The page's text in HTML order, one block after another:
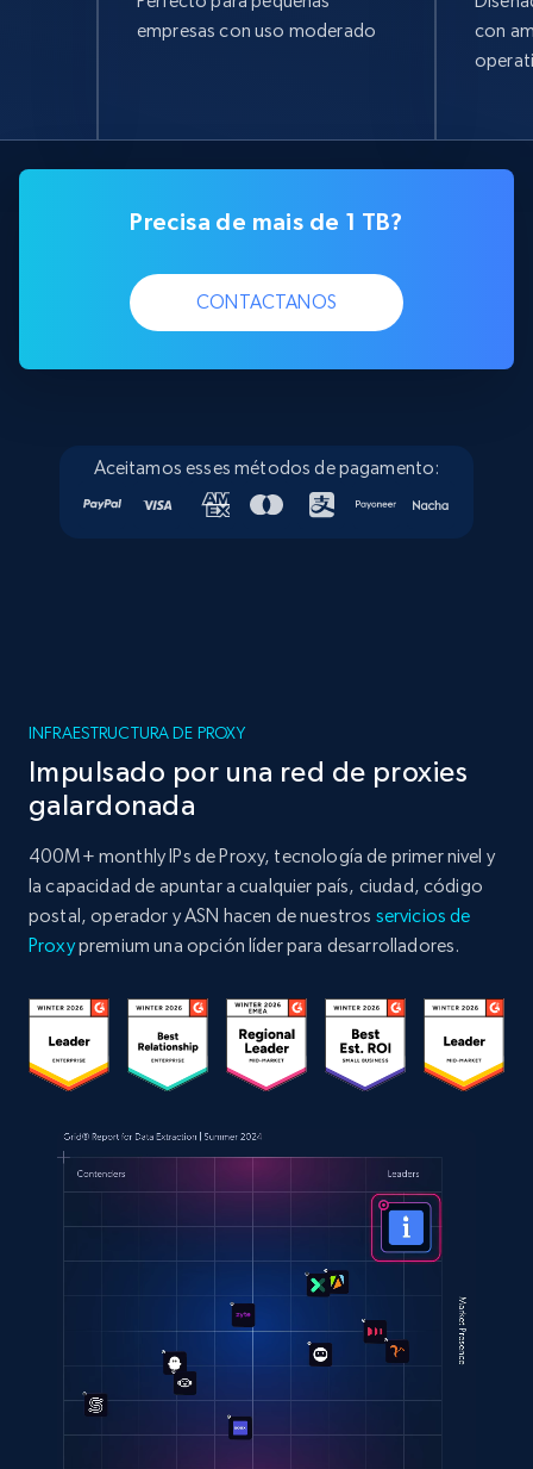
empresas con uso moderado
con
Precisa de mais de 1 TB?
CONTACTANOS
Aceitamos esses métodos de pagamento:
INFRAESTRUCTURA DE PROXY
Impulsado por una red de proxies
galardonada
400M+ monthly IPs de Proxy, tecnología de primer nivel y
la capacidad de apuntar a cualquier país, ciudad, código
postal, operador y ASN hacen de nuestros servicios de
Proxypremium una opción líder para desarrolladores.